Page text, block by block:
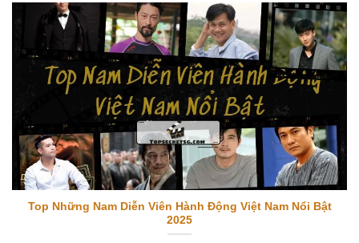
Top Những Nam Diễn Viên Hành Động Việt Nam Nổi Bật
2025